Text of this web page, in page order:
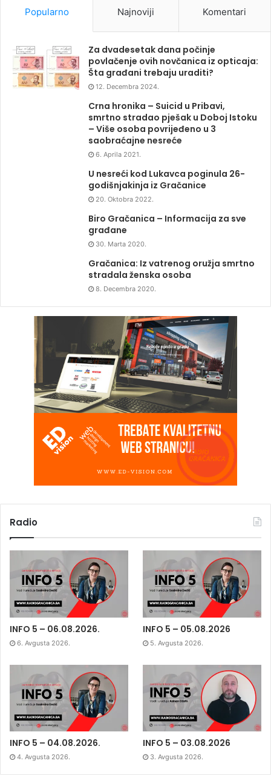
Popularno Najnoviji Komentari
Za dvadesetak dana počinje
povlačenje ovih novčanica iz opticaja:
Šta građani trebaju uraditi?
12. Decembra 2024.
Crna hronika – Suicid u Pribavi,
smrtno stradao pješak u Doboj Istoku
– Više osoba povrijeđeno u 3
saobraćajne nesreće
6. Aprila 2021.
U nesreći kod Lukavca poginula 26-
godišnjakinja iz Gračanice
20. Oktobra 2022.
Biro Gračanica – Informacija za sve
građane
30. Marta 2020.
Gračanica: Iz vatrenog oružja smrtno
stradala ženska osoba
8. Decembra 2020.
Radio
INFO 5 – 06.08.2026.
6. Avgusta 2026.
INFO 5 – 05.08.2026
5. Avgusta 2026.
INFO 5 – 04.08.2026.
4. Avgusta 2026.
INFO 5 – 03.08.2026
3. Avgusta 2026.